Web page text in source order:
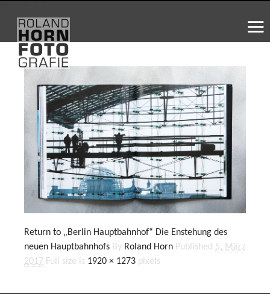
Return to „Berlin Hauptbahnhof“ Die Enstehung des
neuen Hauptbahnhofs By Roland Horn Published 5. März
2017 Full size is 1920 × 1273 pixels